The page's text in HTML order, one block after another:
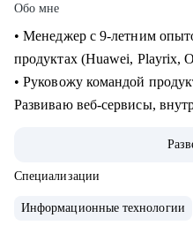
Обо мне
• Менеджер с 9-летним
продуктах (Huawei, Playrix,
• Руковожу командой
Развиваю веб-сервисы,
• Внедряю использование
• Провел более 700
• Вместе с подопечными
Специализации
Информационные технологии